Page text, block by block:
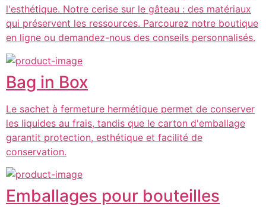
l'esthétique. Notre cerise sur le gâteau : des matériaux
qui préservent les ressources. Parcourez notre boutique
en ligne ou demandez-nous des conseils personnalisés.
Bag in Box
Le sachet à fermeture hermétique permet de conserver
les liquides au frais, tandis que le carton d'emballage
garantit protection, esthétique et facilité de
conservation.
Emballages pour bouteilles